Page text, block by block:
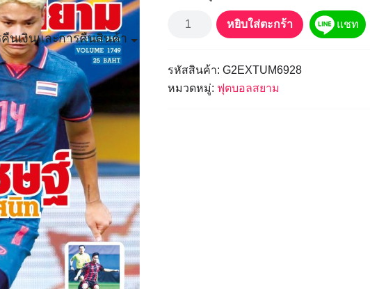
นเงินและการคืนสินค้า
ฟุตบอล
สยาม
หยิบใส่ตะกร้า แชท
รหัสสินค้า: G2EXTUM6928
หมวดหมู่: ฟุตบอลสยาม